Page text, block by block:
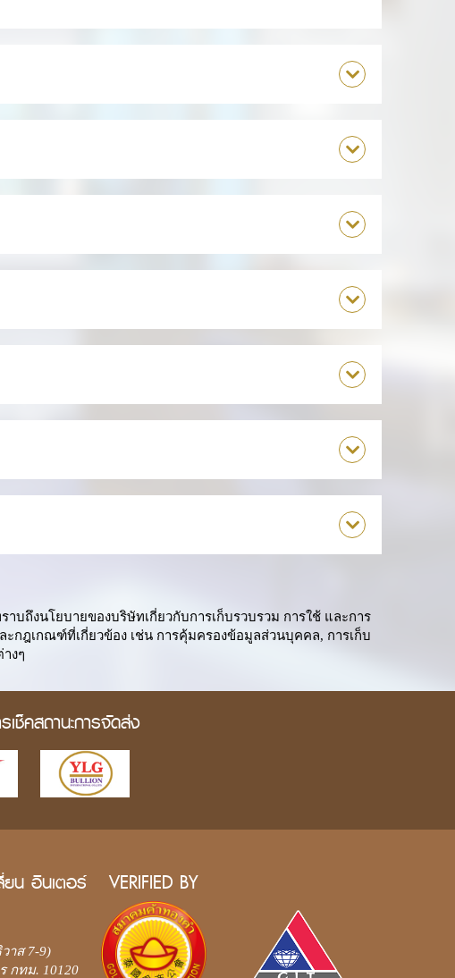
ถึงนโยบายของบริษัทเกี่ยวกับการเก็บรวบรวม การใช้ และการ
ฎเกณฑ์ที่เกี่ยวข้อง เช่น การคุ้มครองข้อมูลส่วนบุคคล, การเก็บ
งๆ
เช็คสถานะการจัดส่ง
น อินเตอร์
าส 7-9)
กทม. 10120
VERIFIED BY